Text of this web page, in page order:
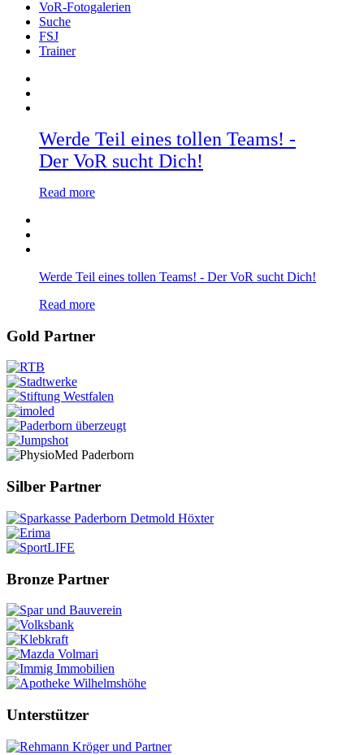
VoR-Fotogalerien
Suche
FSJ
Trainer
Werde Teil eines tollen Teams! -
Der VoR sucht Dich!
Read more
Werde Teil eines tollen Teams! - Der VoR sucht Dich!
Read more
Gold Partner
Silber Partner
Bronze Partner
Unterstützer